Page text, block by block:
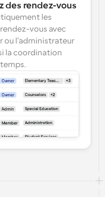
des rendez-vous
les
vous avec
ou l'administrateur
la coordination